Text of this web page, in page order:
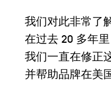
我们对此非常了
在过去 20 多年里
我们一直在修正
并帮助品牌在美